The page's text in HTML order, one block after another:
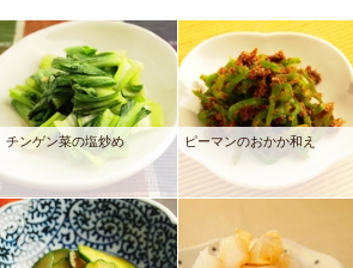
チンゲン菜の塩炒め ピーマンのおかか和え